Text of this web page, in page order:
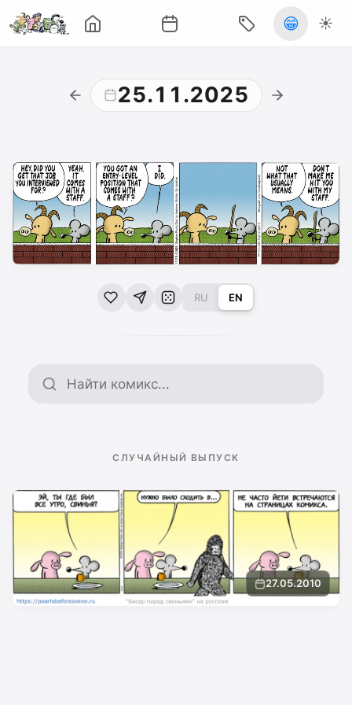
😁 ☀️
25.11.2025
RU EN
Поиск по архиву
СЛУЧАЙНЫЙ ВЫПУСК
27.05.2010